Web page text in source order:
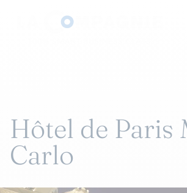
Hôtel de Paris
Carlo